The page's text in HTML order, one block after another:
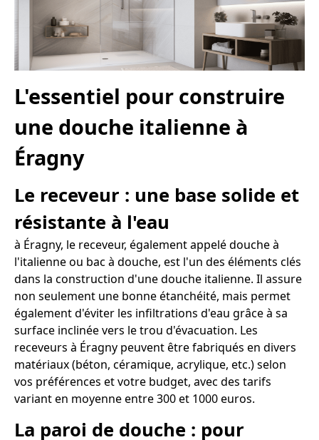
L'essentiel pour construire
une douche italienne à
Éragny
Le receveur : une base solide et
résistante à l'eau
à Éragny, le receveur, également appelé douche à
l'italienne ou bac à douche, est l'un des éléments clés
dans la construction d'une douche italienne. Il assure
non seulement une bonne étanchéité, mais permet
également d'éviter les infiltrations d'eau grâce à sa
surface inclinée vers le trou d'évacuation. Les
receveurs à Éragny peuvent être fabriqués en divers
matériaux (béton, céramique, acrylique, etc.) selon
vos préférences et votre budget, avec des tarifs
variant en moyenne entre 300 et 1000 euros.
La paroi de douche : pour